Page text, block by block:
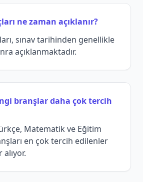
ne zaman açıklanır?
sınav tarihinden genellikle
açıklanmaktadır.
branşlar daha çok tercih
Matematik ve Eğitim
en çok tercih edilenler
alıyor.